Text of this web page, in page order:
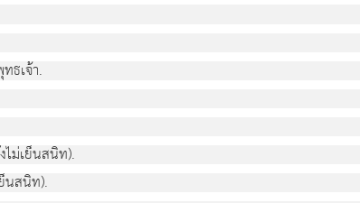
ธเจ้า.
ม่เย็นสนิท).
นสนิท).